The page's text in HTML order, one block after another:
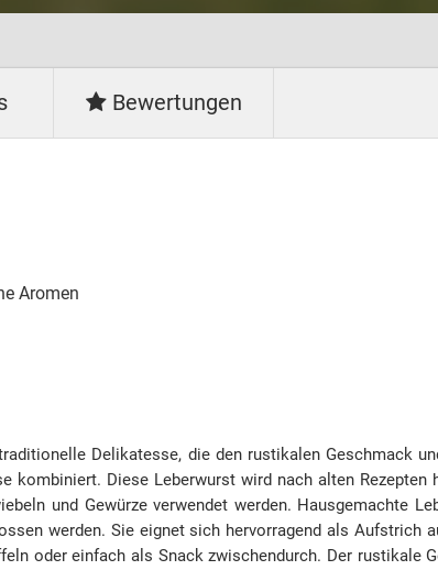
Bewertungen
Aromen
Delikatesse, die den rustikalen Geschmack
kombiniert. Diese Leberwurst wird nach alten Rezepten
und Gewürze verwendet werden. Hausgemachte
werden. Sie eignet sich hervorragend als Aufstrich
oder einfach als Snack zwischendurch. Der rustikale